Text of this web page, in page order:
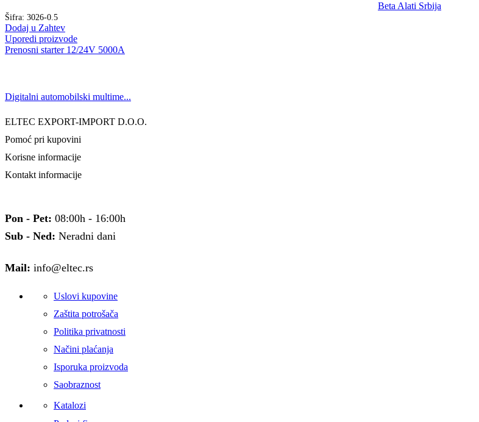
Beta Alati Srbija
Šifra: 3026-0.5
Dodaj u Zahtev
Uporedi proizvode
Prenosni starter 12/24V 5000A
Digitalni automobilski multime...
ELTEC EXPORT-IMPORT D.O.O.
Pomoć pri kupovini
Korisne informacije
Kontakt informacije
Pon - Pet: 08:00h - 16:00h
Sub - Ned: Neradni dani
Mail: info@eltec.rs
Uslovi kupovine
Zaštita potrošača
Politika privatnosti
Načini plaćanja
Isporuka proizvoda
Saobraznost
Katalozi